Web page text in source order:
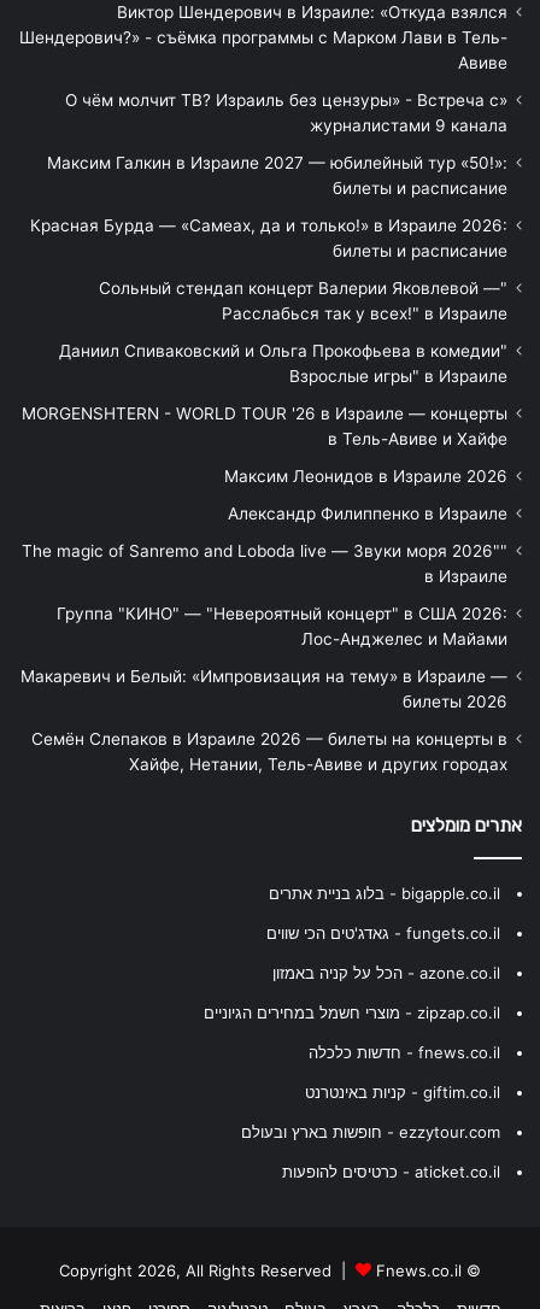
Виктор Шендерович в Израиле: «Откуда взялся
Шендерович?» - съёмка программы с Марком Лави в Тель-
Авиве
«О чём молчит ТВ? Израиль без цензуры» - Встреча с
журналистами 9 канала
Максим Галкин в Израиле 2027 — юбилейный тур «50!»:
билеты и расписание
Красная Бурда — «Самеах, да и только!» в Израиле 2026:
билеты и расписание
"Сольный стендап концерт Валерии Яковлевой —
Расслабься так у всех!" в Израиле
"Даниил Спиваковский и Ольга Прокофьева в комедии
Взрослые игры" в Израиле
MORGENSHTERN - WORLD TOUR '26 в Израиле — концерты
в Тель-Авиве и Хайфе
Максим Леонидов в Израиле 2026
Александр Филиппенко в Израиле
"The magic of Sanremo and Loboda live — Звуки моря 2026"
в Израиле
Группа "КИНО" — "Невероятный концерт" в США 2026:
Лос-Анджелес и Майами
Макаревич и Белый: «Импровизация на тему» в Израиле —
билеты 2026
Семён Слепаков в Израиле 2026 — билеты на концерты в
Хайфе, Нетании, Тель-Авиве и других городах
אתרים מומלצים
bigapple.co.il - בלוג בניית אתרים
fungets.co.il - גאדג'טים הכי שווים
azone.co.il - הכל על קניה באמזון
zipzap.co.il - מוצרי חשמל במחירים הגיוניים
fnews.co.il - חדשות כלכלה
giftim.co.il - קניות באינטרנט
ezzytour.com - חופשות בארץ ובעולם
aticket.co.il - כרטיסים להופעות
© Copyright 2026, All Rights Reserved |
Fnews.co.il